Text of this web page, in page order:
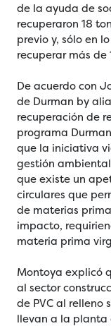
de la ayuda de
recuperaron 18
previo y, sólo en
recuperar más de
De acuerdo con
de Durman by
recuperación de
programa
que la iniciativa
gestión
que existe un
circulares que
de materias
impacto,
materia prima
Montoya explicó
al sector
de PVC al relleno
llevan a la planta